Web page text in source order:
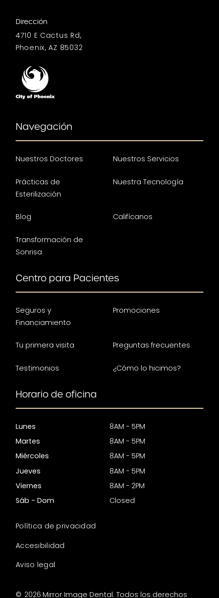
Dirección
4710 E Cactus Rd,
Phoenix, AZ 85032
Navegación
Nuestros Doctores Nuestros Servicios
Prácticas de
Esterilización
Nuestra Tecnología
Blog Califícanos
Transformación de
Sonrisa
Centro para Pacientes
Seguros y
Financiamiento
Promociones
Tu primera visita Preguntas frecuentes
Testimonios ¿Cómo lo hicimos?
Horario de oficina
Lunes
8AM - 5PM
Martes
8AM - 5PM
Miércoles
8AM - 5PM
Jueves
8AM - 5PM
Viernes
8AM - 2PM
Sáb - Dom
Closed
© 2026 Mirror Image Dental. Todos los derechos
Política de privacidad
Accesibilidad
Aviso legal